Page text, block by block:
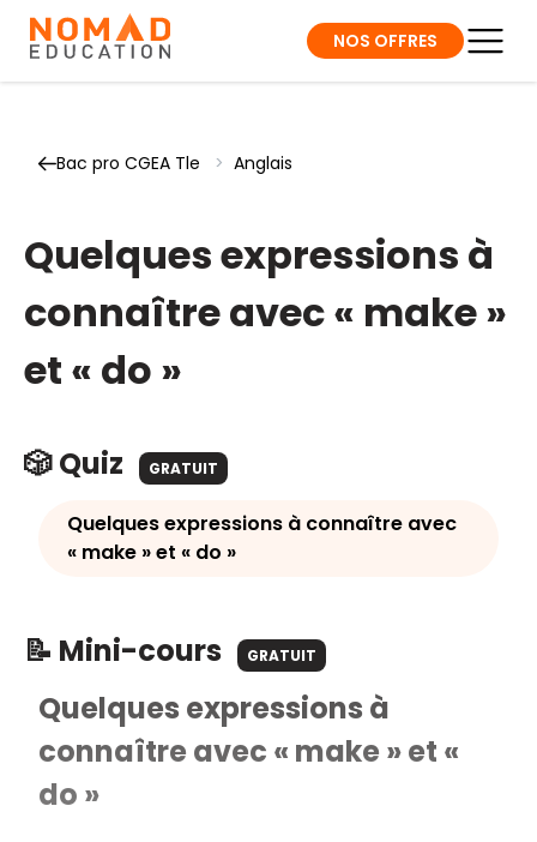
NOS OFFRES
Bac pro CGEA Tle > Anglais
Quelques expressions à
connaître avec « make »
et « do »
🎲 Quiz GRATUIT
Quelques expressions à connaître avec
« make » et « do »
📝 Mini-cours GRATUIT
Quelques expressions à
connaître avec « make » et «
do »